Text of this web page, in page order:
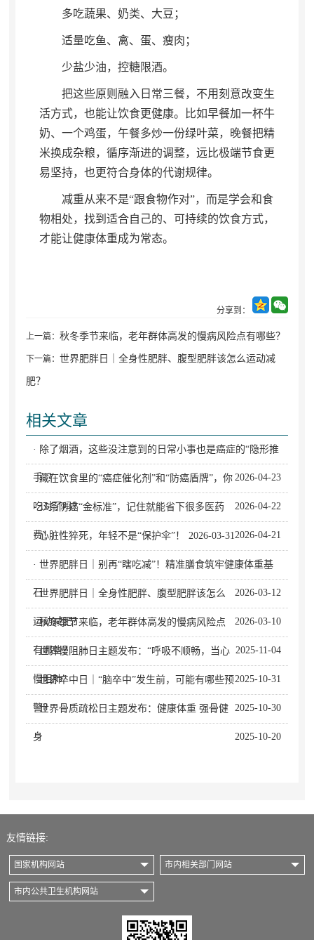
多吃蔬果、奶类、大豆 ；
适量吃鱼、禽、蛋、瘦肉 ；
少盐少油， 控糖限酒。
把这些原则融入日常三餐， 不用刻意改变生
活方式，也能让饮食更健康。
比如早餐加一杯牛
奶、一个鸡蛋，午餐多炒一份绿叶菜，
晚餐把精
米换成杂粮，循序渐进的调整， 远比极端节食更
易坚持，也更符合身体的代谢规律。
减重从来不是“跟食物作对”， 而是学会和食
物相处，找到适合自己的、可持续的饮食方式，
才能让健康体重成为常态。
分享到：
上一篇： 秋冬季节来临，老年群体高发的慢病风险点有哪些？
下一篇： 世界肥胖日｜全身性肥胖、腹型肥胖该怎么运动减
肥？
相关文章
· 除了烟酒，这些没注意到的日常小事也是癌症的“隐形推
手”？ 2026-04-23
· 藏在饮食里的“癌症催化剂”和“防癌盾牌”，你
吃对了吗？ 2026-04-22
· 15条防癌“金标准”，记住就能省下很多医药
费！ 2026-04-21
· 心脏性猝死，年轻不是“保护伞”！ 2026-03-31
· 世界肥胖日｜别再“瞎吃减”！精准膳食筑牢健康体重基
石 2026-03-12
· 世界肥胖日｜全身性肥胖、腹型肥胖该怎么
运动减肥？ 2026-03-10
· 秋冬季节来临，老年群体高发的慢病风险点
有哪些？ 2025-11-04
· 世界慢阻肺日主题发布：“呼吸不顺畅，当心
慢阻肺” 2025-10-31
· 世界卒中日｜“脑卒中”发生前，可能有哪些预
警？ 2025-10-30
· 世界骨质疏松日主题发布：健康体重 强骨健
身 2025-10-20
友情链接:
国家机构网站 市内相关部门网站
市内公共卫生机构网站